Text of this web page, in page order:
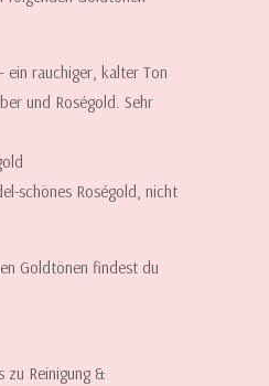
ein rauchiger, kalter Ton
und Roségold. Sehr
schönes Roségold, nicht
Goldtönen findest du
zu Reinigung &